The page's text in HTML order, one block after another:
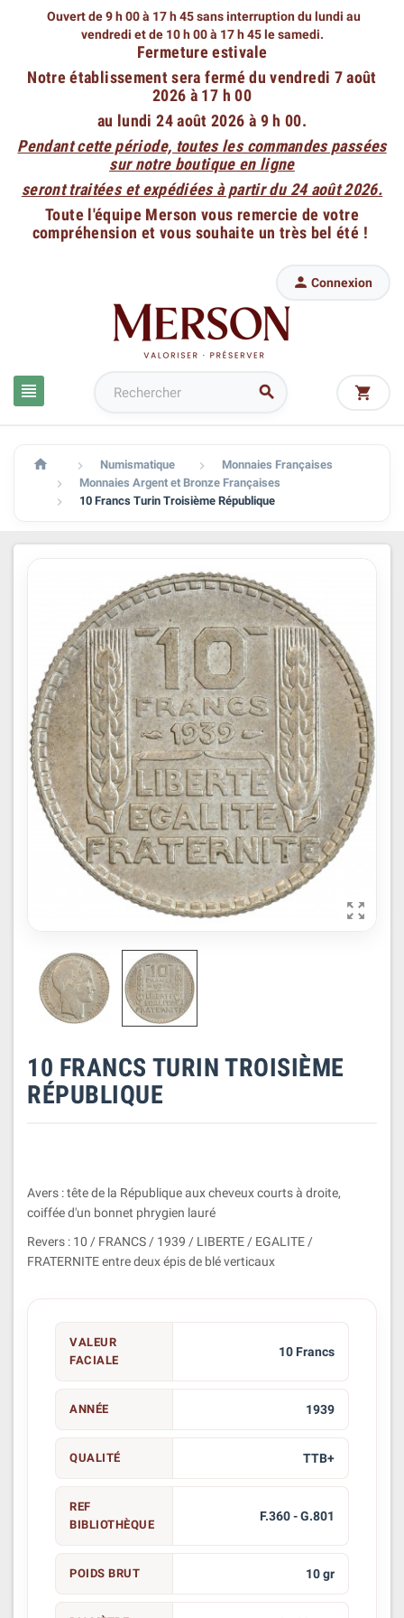
Ouvert de 9 h 00 à 17 h 45 sans interruption du lundi au
vendredi et de 10 h 00 à 17 h 45 le samedi.
Fermeture estivale
Notre établissement sera fermé du vendredi 7 août
2026 à 17 h 00
au lundi 24 août 2026 à 9 h 00.
Pendant cette période, toutes les commandes passées
sur notre boutique en ligne
seront traitées et expédiées à partir du 24 août 2026.
Toute l'équipe Merson vous remercie de votre
compréhension et vous souhaite un très bel été !
 
 Connexion

  Numismatique  Monnaies Françaises
 Monnaies Argent et Bronze Françaises
 10 Francs Turin Troisième République

10 FRANCS TURIN TROISIÈME
RÉPUBLIQUE
Avers : tête de la République aux cheveux courts à droite,
coiffée d'un bonnet phrygien lauré
Revers : 10 / FRANCS / 1939 / LIBERTE / EGALITE /
FRATERNITE entre deux épis de blé verticaux
VALEUR
FACIALE
10 Francs
ANNÉE 1939
QUALITÉ TTB+
REF
BIBLIOTHÈQUE
F.360 - G.801
POIDS BRUT 10 gr